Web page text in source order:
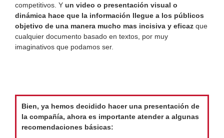
competitivos. Y un video o presentación visual o
dinámica hace que la información llegue a los públicos
objetivo de una manera mucho mas incisiva y eficaz que
cualquier documento basado en textos, por muy
imaginativos que podamos ser.
Bien, ya hemos decidido hacer una presentación de
la compañía, ahora es importante atender a algunas
recomendaciones básicas: